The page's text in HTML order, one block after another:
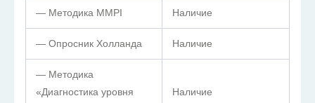
— Методика MMPI Наличие
— Опросник Холланда Наличие
— Методика
«Диагностика уровня
Наличие